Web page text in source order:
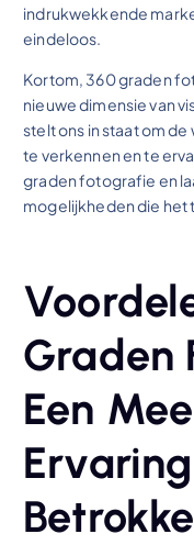
indrukwekkende
eindeloos.
Kortom, 360 graden
nieuwe dimensie van
stelt ons in staat om
te verkennen en te
graden fotografie en
mogelijkheden die het
Graden
Een